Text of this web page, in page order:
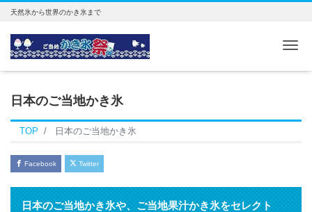
天然氷から世界のかき氷まで
日本のご当地かき氷
TOP 日本のご当地かき氷
Facebook Twitter
日本のご当地かき氷や、ご当地果汁かき氷をセレクト